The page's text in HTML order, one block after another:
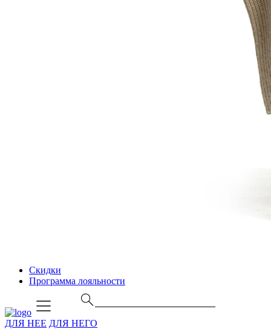
Скидки
Программа лояльности
ДЛЯ НЕЕ ДЛЯ НЕГО